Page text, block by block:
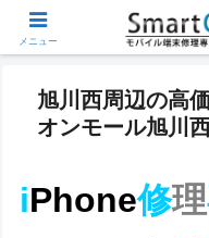
旭川西周辺の高
オンモール旭川
iPhone修理
メニュー